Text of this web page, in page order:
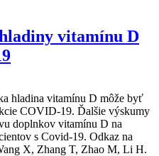
vitamínu D
hladina vitamínu D môže byť
COVID-19. Ďalšie výskumy
doplnkov vitamínu D na
s Covid-19. Odkaz na
X, Zhang T, Zhao M, Li H.